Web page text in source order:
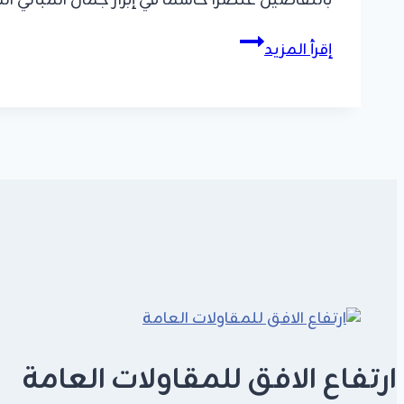
إقرأ المزيدمقاول
اصباغ
ارتفاع الافق للمقاولات العامة